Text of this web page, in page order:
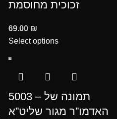
זכוכית מחוסמת
69.00 ₪
Select options
5003 – תמונה של
האדמו”ר מגור שליט”א